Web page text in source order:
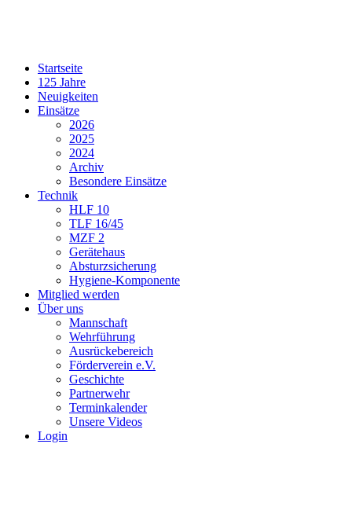
Startseite
125 Jahre
Neuigkeiten
Einsätze
2026
2025
2024
Archiv
Besondere Einsätze
Technik
HLF 10
TLF 16/45
MZF 2
Gerätehaus
Absturzsicherung
Hygiene-Komponente
Mitglied werden
Über uns
Mannschaft
Wehrführung
Ausrückebereich
Förderverein e.V.
Geschichte
Partnerwehr
Terminkalender
Unsere Videos
Login